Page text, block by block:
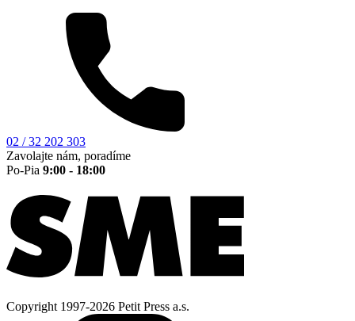
02 / 32 202 303
Zavolajte nám, poradíme
Po-Pia 9:00 - 18:00
Copyright 1997-2026 Petit Press a.s.